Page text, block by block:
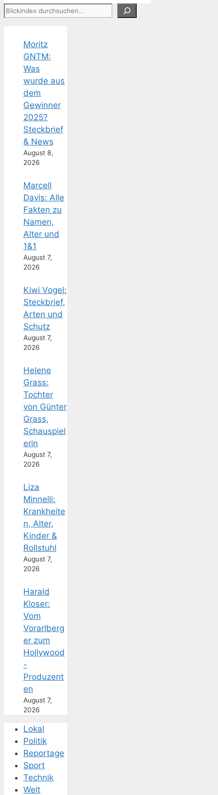
Suchen
Moritz
GNTM:
Was
wurde aus
dem
Gewinner
2025?
Steckbrief
& News
August 8,
2026
Marcell
Davis: Alle
Fakten zu
Namen,
Alter und
1&1
August 7,
2026
Kiwi Vogel:
Steckbrief,
Arten und
Schutz
August 7,
2026
Helene
Grass:
Tochter
von Günter
Grass,
Schauspiel
erin
August 7,
2026
Liza
Minnelli:
Krankheite
n, Alter,
Kinder &
Rollstuhl
August 7,
2026
Harald
Kloser:
Vom
Vorarlberg
er zum
Hollywood
-
Produzent
en
August 7,
2026
Lokal
Politik
Reportage
Sport
Technik
Welt